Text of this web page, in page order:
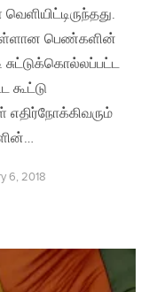
பெண்களின்
சுட்டுக்கொல்லப்பட்ட
கூட்டு
6, 2018